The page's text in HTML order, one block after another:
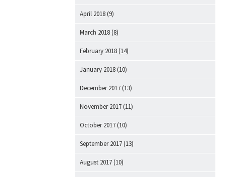
April 2018 (9)
March 2018 (8)
February 2018 (14)
January 2018 (10)
December 2017 (13)
November 2017 (11)
October 2017 (10)
September 2017 (13)
August 2017 (10)